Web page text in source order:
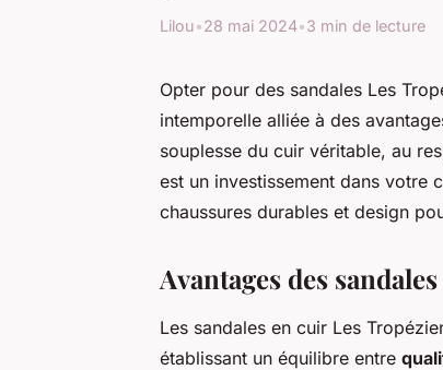
Lilou•28 mai 2024•3 min de lecture
Opter pour des sandales Les
intemporelle alliée à des
souplesse du cuir véritable, au
est un investissement dans votre
chaussures durables et design
Avantages des
Les sandales en cuir Les
établissant un équilibre entre